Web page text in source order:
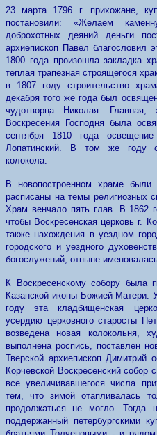
23 марта 1796 г. прихожане,
постановили: «Желаем
доброхотных деяний деньги
архиепископ Павел благословил
1800 года произошла закладка
теплая трапезная строящегося
в 1807 году строительство
декабря того же года был
чудотворца Николая.
Воскресения Господня была
сентября 1810 года
Лопатинский. В том же году с
колокола.
В новопостроенном храме
расписаны на темы религиозных
Храм венчало пять глав. В 1862
чтобы Воскресенская церковь г.
также нахождения в уездном
городского и уездного
богослужений, отныне
К Воскресенскому собору была
Казанской иконы Божией Матери.
году эта кладбищенская
усердию церковного старосты
возведена новая колокольня,
выполнена роспись, поставлен
Тверской архиепископ Димитрий
Корчевской Воскресенский собор
все увеличивавшегося числа
тем, что зимой отапливалась
продолжаться не могло. Тогда
поддержанный петербургскими